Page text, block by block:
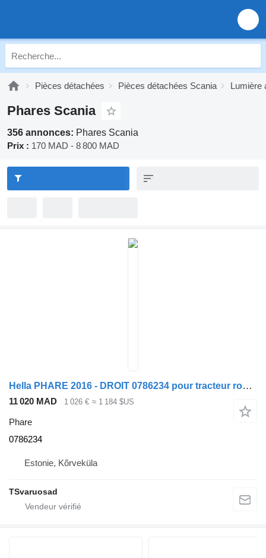
Pièces détachées Pièces détachées Scania Lumière
Phares Scania
356 annonces: Phares Scania
Prix : 170 MAD - 8 800 MAD
Hella PHARE 2016 - DROIT 0786234 pour tracteur routier Scania
11 020 MAD 1 026 € ≈ 1 184 $US
Phare
0786234
Estonie, Kõrveküla
TSvaruosad